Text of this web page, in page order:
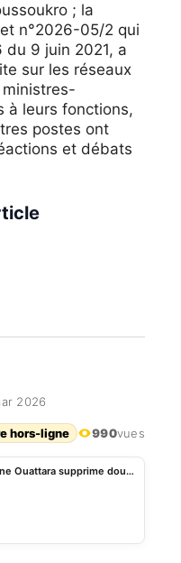
; la
n°2026-05/2 qui
du 9 juin 2021, a
sur les réseaux
ministres-
à leurs fonctions,
postes ont
et débats
2026
hors-ligne 990vues
Côte d’Ivoire : Alassane Ouattara supprime douze districts autonomes créés en 2021